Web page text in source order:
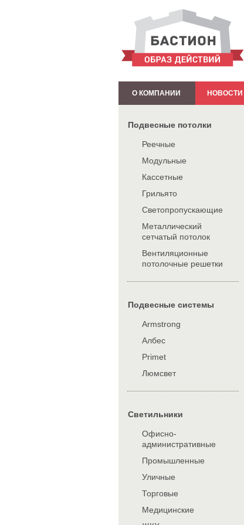
О КОМПАНИИ НОВОСТИ
Подвесные потолки
Реечные
Модульные
Кассетные
Грильято
Светопропускающие
Металлический
сетчатый потолок
Вентиляционные
потолочные решетки
Подвесные системы
Armstrong
Албес
Primet
Люмсвет
Cветильники
Офисно-
административные
Промышленные
Уличные
Торговые
Медицинские